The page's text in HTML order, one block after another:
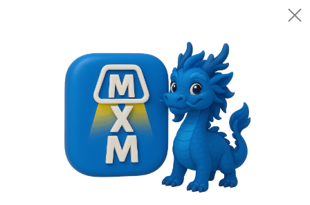
Открыть
Категории 数码电子产品
电脑配件
Аксессуары для компьютерной техники